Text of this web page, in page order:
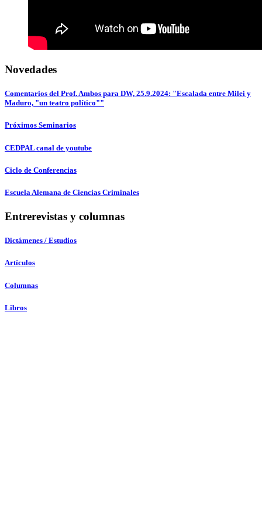
Novedades
Comentarios del Prof. Ambos para DW, 25.9.2024: "Escalada entre Milei y
Maduro, "un teatro político""
Próximos Seminarios
CEDPAL canal de youtube
Ciclo de Conferencias
Escuela Alemana de Ciencias Criminales
Entrerevistas y columnas
Dictámenes / Estudios
Artículos
Columnas
Libros